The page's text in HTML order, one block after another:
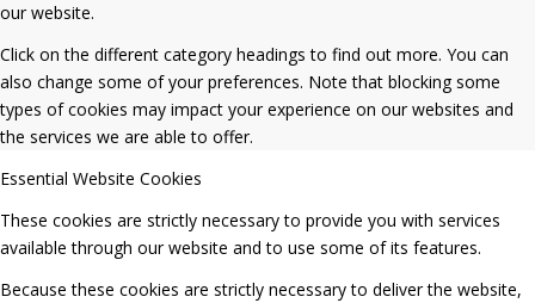
our website.
Click on the different category headings to find out more. You can
also change some of your preferences. Note that blocking some
types of cookies may impact your experience on our websites and
the services we are able to offer.
Essential Website Cookies
These cookies are strictly necessary to provide you with services
available through our website and to use some of its features.
Because these cookies are strictly necessary to deliver the website,